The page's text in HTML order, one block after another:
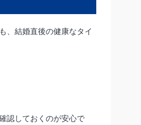
、結婚直後の健康なタイ
認しておくのが安心で